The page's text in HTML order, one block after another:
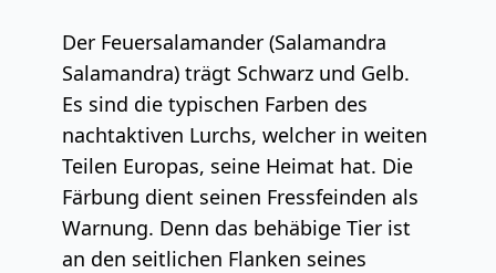
Der Feuersalamander (Salamandra
Salamandra) trägt Schwarz und Gelb.
Es sind die typischen Farben des
nachtaktiven Lurchs, welcher in weiten
Teilen Europas, seine Heimat hat. Die
Färbung dient seinen Fressfeinden als
Warnung. Denn das behäbige Tier ist
an den seitlichen Flanken seines